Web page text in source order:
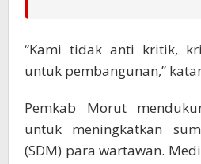
“Kami tidak anti kritik,
untuk pembangunan,”
Pemkab Morut
untuk meningkatkan
(SDM) para wartawan.